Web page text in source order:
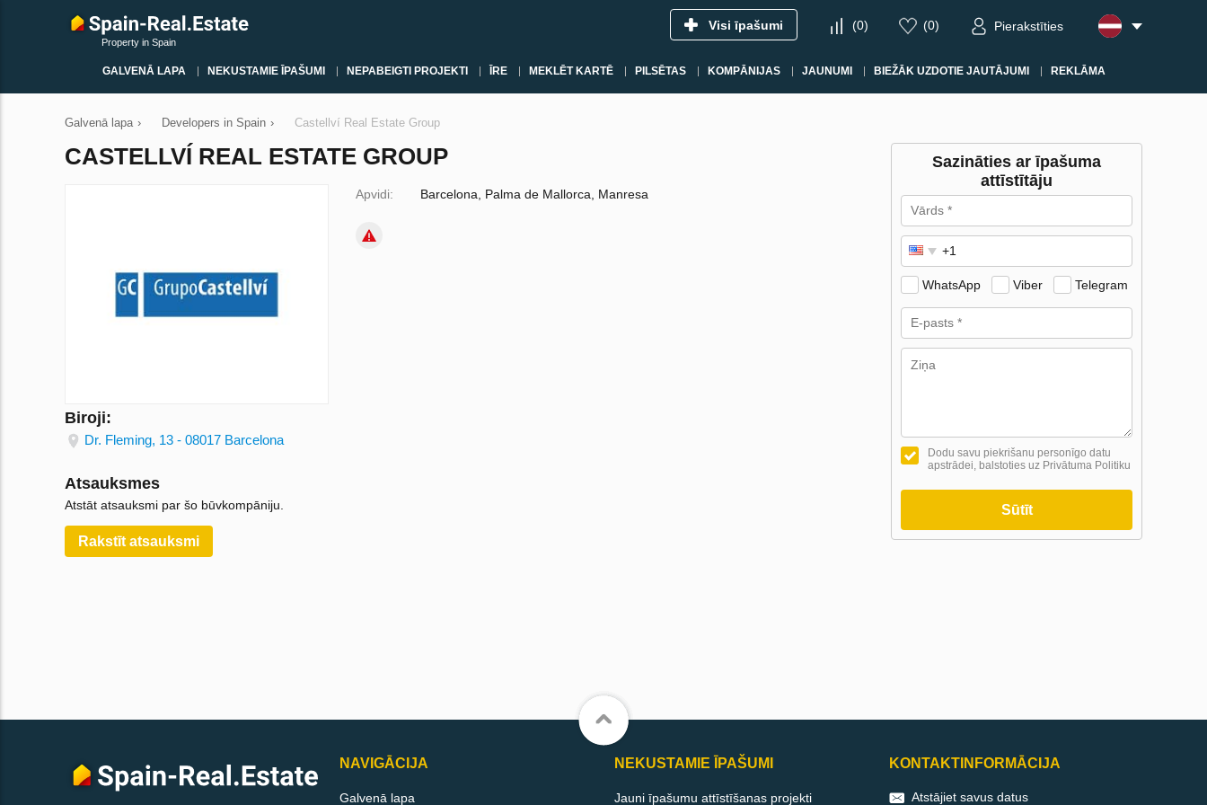
Property in Spain
Visi īpašumi (0) (0) Pierakstīties
GALVENĀ LAPA NEKUSTAMIE ĪPAŠUMI NEPABEIGTI PROJEKTI ĪRE MEKLĒT KARTĒ PILSĒTAS KOMPĀNIJAS JAUNUMI BIEŽĀK UZDOTIE JAUTĀJUMI REKLĀMA
Galvenā lapa › Developers in Spain › Castellví Real Estate Group
CASTELLVÍ REAL ESTATE GROUP
Apvidi: Barcelona, Palma de Mallorca, Manresa
Biroji:
Dr. Fleming, 13 - 08017 Barcelona
Atsauksmes
Atstāt atsauksmi par šo būvkompāniju.
Rakstīt atsauksmi
Sazināties ar īpašuma
attīstītāju
WhatsApp Viber Telegram
Dodu savu piekrišanu personīgo datu
apstrādei, balstoties uz Privātuma Politiku
Sūtīt
NAVIGĀCIJA
Galvenā lapa
NEKUSTAMIE ĪPAŠUMI
Jauni īpašumu attīstīšanas projekti
KONTAKTINFORMĀCIJA
Atstājiet savus datus